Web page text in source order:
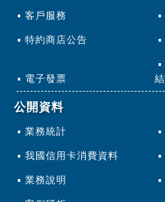
客戶服務
特約商店公告
電子發票
結
公開資料
業務統計
我國信用卡消費資料
業務說明